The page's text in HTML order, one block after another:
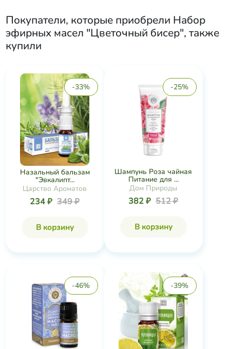
Покупатели, которые приобрели Набор
эфирных масел "Цветочный бисер", также
купили
-33%
Назальный бальзам
"Эвкалипт...
Царство Ароматов
234 ₽ 349 ₽
В корзину
-25%
Шампунь Роза чайная
Питание для ...
Дом Природы
382 ₽ 512 ₽
В корзину
-46% -39%